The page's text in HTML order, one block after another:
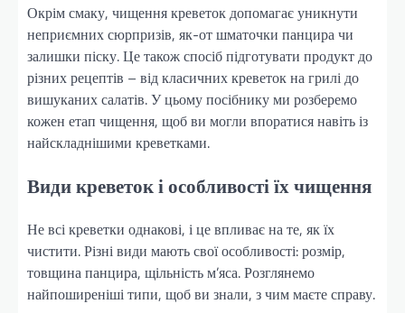
Окрім смаку, чищення креветок допомагає уникнути
неприємних сюрпризів, як-от шматочки панцира чи
залишки піску. Це також спосіб підготувати продукт до
різних рецептів – від класичних креветок на грилі до
вишуканих салатів. У цьому посібнику ми розберемо
кожен етап чищення, щоб ви могли впоратися навіть із
найскладнішими креветками.
Види креветок і особливості їх чищення
Не всі креветки однакові, і це впливає на те, як їх
чистити. Різні види мають свої особливості: розмір,
товщина панцира, щільність м’яса. Розглянемо
найпоширеніші типи, щоб ви знали, з чим маєте справу.